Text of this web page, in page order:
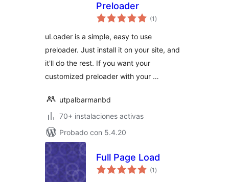
Preloader
(1 total
de
)
uLoader is a simple, easy to use
preloader. Just install it on your site, and
it'll do the rest. If you want your
customized preloader with your …
utpalbarmanbd
70+ instalaciones activas
Probado con 5.4.20
Full Page Load
(1 total
de
)